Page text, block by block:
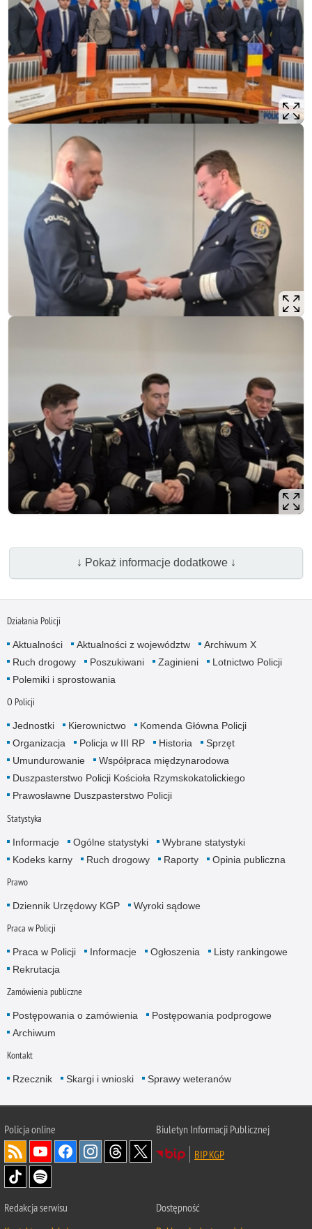
↓ Pokaż informacje dodatkowe ↓
Działania Policji
Aktualności Aktualności z województw
Archiwum X
Ruch drogowy
Poszukiwani Zaginieni
Lotnictwo Policji
Polemiki i sprostowania
O Policji
Jednostki Kierownictwo
Komenda Główna Policji
Organizacja
Policja w III RP Historia
Sprzęt
Umundurowanie
Współpraca międzynarodowa
Duszpasterstwo Policji Kościoła Rzymskokatolickiego
Prawosławne Duszpasterstwo Policji
Statystyka
Informacje Ogólne statystyki
Wybrane statystyki
Kodeks karny
Ruch drogowy Raporty Opinia publiczna
Prawo
Dziennik Urzędowy KGP Wyroki sądowe
Praca w Policji
Praca w Policji Informacje Ogłoszenia
Listy rankingowe
Rekrutacja
Zamówienia publiczne
Postępowania o zamówienia
Postępowania podprogowe
Archiwum
Kontakt
Rzecznik Skargi i wnioski Sprawy weteranów
Policjaonline
Biuletyn Informacji Publicznej
BIP KGP
Redakcja serwisu
Dostępność